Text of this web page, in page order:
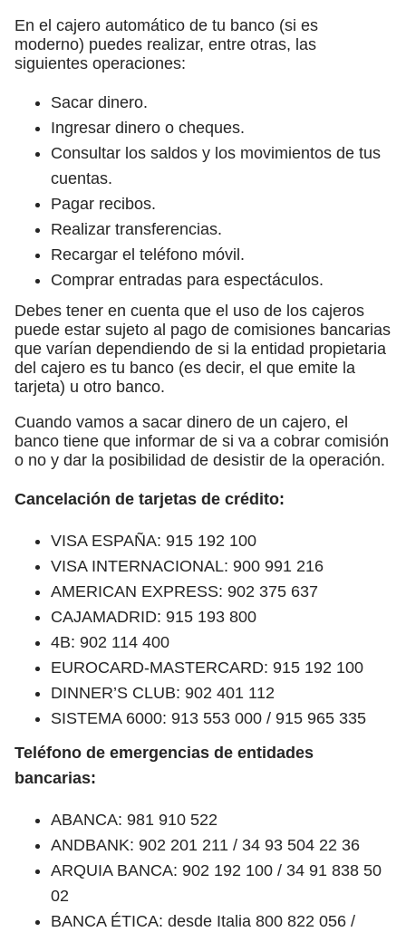
En el cajero automático de tu banco (si es
moderno) puedes realizar, entre otras, las
siguientes operaciones:
Sacar dinero.
Ingresar dinero o cheques.
Consultar los saldos y los movimientos de tus
cuentas.
Pagar recibos.
Realizar transferencias.
Recargar el teléfono móvil.
Comprar entradas para espectáculos.
Debes tener en cuenta que el uso de los cajeros
puede estar sujeto al pago de comisiones bancarias
que varían dependiendo de si la entidad propietaria
del cajero es tu banco (es decir, el que emite la
tarjeta) u otro banco.
Cuando vamos a sacar dinero de un cajero, el
banco tiene que informar de si va a cobrar comisión
o no y dar la posibilidad de desistir de la operación.
Cancelación de tarjetas de crédito:
VISA ESPAÑA: 915 192 100
VISA INTERNACIONAL: 900 991 216
AMERICAN EXPRESS: 902 375 637
CAJAMADRID: 915 193 800
4B: 902 114 400
EUROCARD-MASTERCARD: 915 192 100
DINNER’S CLUB: 902 401 112
SISTEMA 6000: 913 553 000 / 915 965 335
Teléfono de emergencias de entidades
bancarias:
ABANCA: 981 910 522
ANDBANK: 902 201 211 / 34 93 504 22 36
ARQUIA BANCA: 902 192 100 / 34 91 838 50
02
BANCA ÉTICA: desde Italia 800 822 056 /